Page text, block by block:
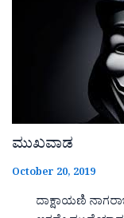
ಮುಖವಾಡ
October 20, 2019
ದಾಕ್ಷಾಯಣಿ